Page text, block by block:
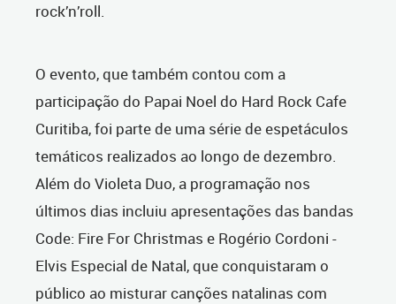
rock’n’roll.
O evento, que também contou com a
participação do Papai Noel do Hard Rock Cafe
Curitiba, foi parte de uma série de espetáculos
temáticos realizados ao longo de dezembro.
Além do Violeta Duo, a programação nos
últimos dias incluiu apresentações das bandas
Code: Fire For Christmas e Rogério Cordoni -
Elvis Especial de Natal, que conquistaram o
público ao misturar canções natalinas com